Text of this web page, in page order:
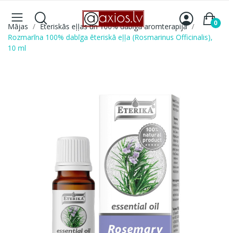
0
Mājas
Ēteriskās eļļas un 100% dabīga aromterapija
Rozmarīna 100% dabīga ēteriskā eļļa (Rosmarinus Officinalis),
10 ml